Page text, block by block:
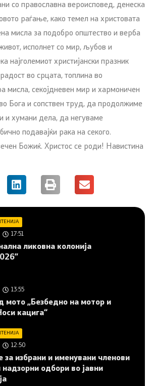
со православна вероисповед, денеска
раѓање, како темел на христовата
мисла за подобро општество и верба
исполнет со мир, љубов и
најголемиот христијански празник
во срцата, топлина во
мисла, секојдневен мир и хармоничен
Бога и сопствен труд, да продолжиме
и хумани дела, да негуваме
подавајќи рака на секого.
Божиќ. Христос се роди! Навистина
17:51
ликовна колонија
13:55
мото „Безбедно на мотор и
кацига“
12:50
за избрани и именувани членови
надзорни одбори во јавни